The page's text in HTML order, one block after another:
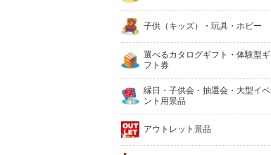
子供（キッズ）・玩具・ホビー
選べるカタログギフト・体験型ギ
フト券
縁日・子供会・抽選会・大型イベ
ント用景品
アウトレット景品